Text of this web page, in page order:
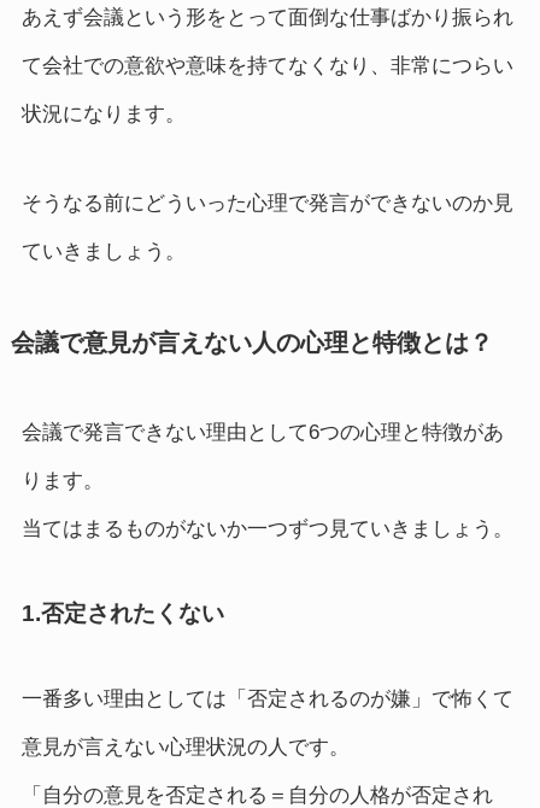
あえず会議という形をとって面倒な仕事ばかり振られ
て会社での意欲や意味を持てなくなり、非常につらい
状況になります。
そうなる前にどういった心理で発言ができないのか見
ていきましょう。
会議で意見が言えない人の心理と特徴とは？
会議で発言できない理由として6つの心理と特徴があ
ります。
当てはまるものがないか一つずつ見ていきましょう。
1.否定されたくない
一番多い理由としては「否定されるのが嫌」で怖くて
意見が言えない心理状況の人です。
「自分の意見を否定される＝自分の人格が否定され